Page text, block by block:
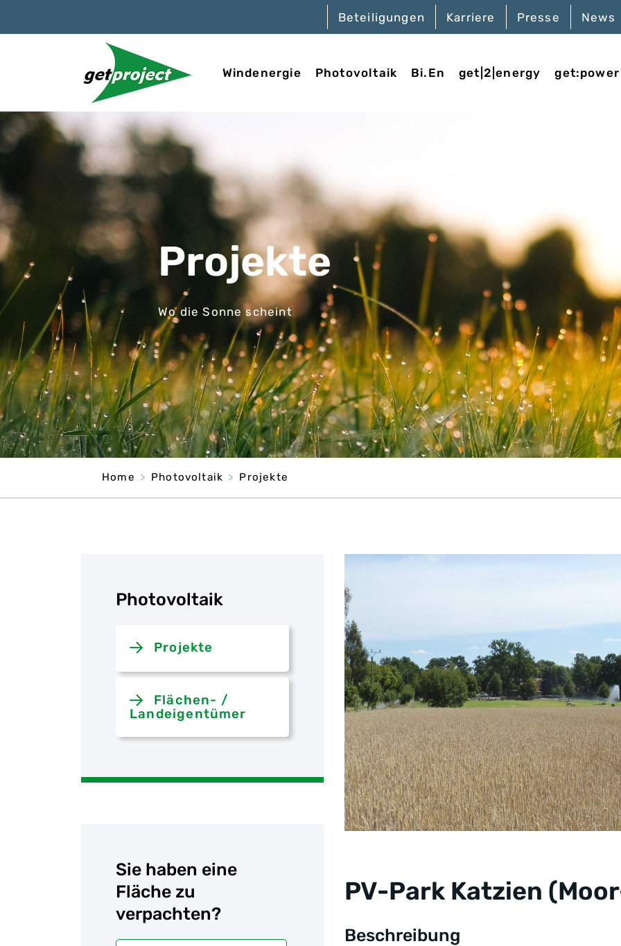
Beteiligungen Karriere Presse News
Windenergie Photovoltaik Bi.En get|2|energy get:power
Projekte
Wo die Sonne scheint
Home Photovoltaik Projekte
Photovoltaik
Projekte
Flächen- /
Landeigentümer
Sie haben eine
Fläche zu
verpachten?
PV-Park Katzien
Beschreibung